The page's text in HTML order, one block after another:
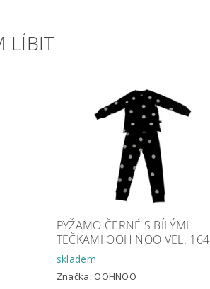
LÍBIT
PYŽAMO ČERNÉ S BÍLÝMI
TEČKAMI OOH NOO VEL. 164
skladem
Značka: OOHNOO